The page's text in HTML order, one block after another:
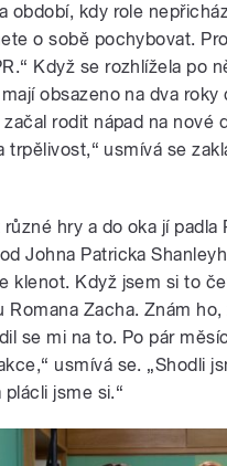
období, kdy role
o sobě pochybovat.
Když se rozhlížela po
obsazeno na dva roky
rodit nápad na nové
trpělivost,“ usmívá se
hry a do oka jí padla
Johna Patricka
klenot. Když jsem si to
Romana Zacha. Znám
se mi na to. Po pár
usmívá se. „Shodli
jsme si.“